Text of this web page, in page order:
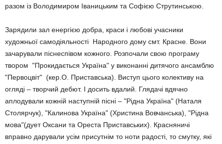
разом із Володимиром Іваницьким та Софією Струтинською.
Зарядили зал енергією добра, краси і любові учасники
художньої самодіяльності Народного дому смт. Красне. Вони
зачарували піснеспівом кожного. Розпочали свою програму
твором "Прокидається Україна" у виконанні дитячого ансамблю
"Первоцвіт" (кер.О. Приставська). Виступ цього колективу на
огляді – творчий дебют. І досить вдалий. Глядачі вдячно
аплодували кожній наступній пісні – "Рідна Україна" (Наталя
Столярчук), "Калинова Україна" (Христина Вовчанська), "Рідна
мова"(дует Оксани та Ореста Приставських). Красняничі
вправно дарували усім присутнім то ноти радості, то смутку, які